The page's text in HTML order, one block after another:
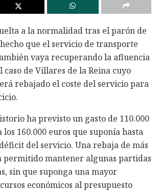
a la normalidad tras el parón de
que el servicio de transporte
vaya recuperando la afluencia
caso de Villares de la Reina cuyo
rebajado el coste del servicio para
ha previsto un gasto de 110.000
los 160.000 euros que suponía hasta
del servicio. Una rebaja de más
permitido mantener algunas partidas
sin que suponga una mayor
económicos al presupuesto